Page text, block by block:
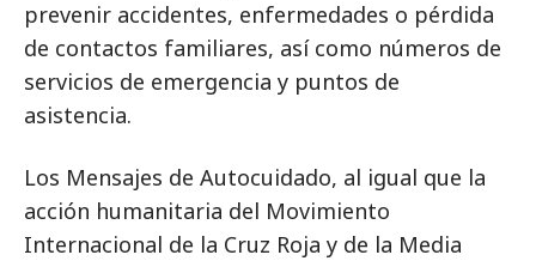
prevenir accidentes, enfermedades o pérdida
de contactos familiares, así como números de
servicios de emergencia y puntos de
asistencia.
Los Mensajes de Autocuidado, al igual que la
acción humanitaria del Movimiento
Internacional de la Cruz Roja y de la Media